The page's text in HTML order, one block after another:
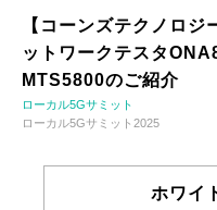
【コーンズテクノロ
ットワークテスタ
MTS5800のご紹介
ローカル5Gサミット
ローカル5Gサミット2025
ホワイ